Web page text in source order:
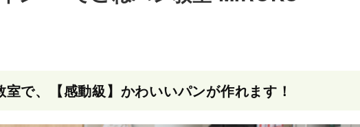
で、【感動級】かわいいパンが作れます！